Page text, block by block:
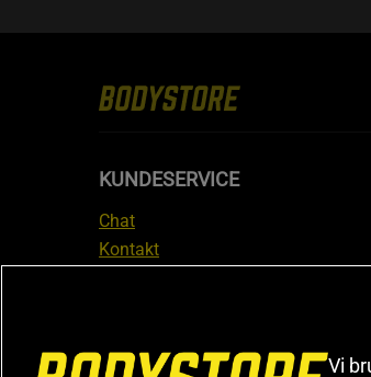
KUNDESERVICE
Chat
Kontakt
FAQ
Vi